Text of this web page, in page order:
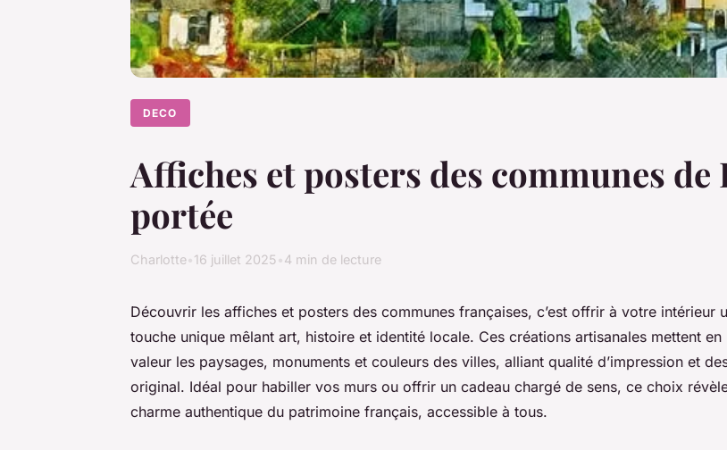
DECO
Affiches et posters des communes
portée
Charlotte 16 juillet 2025 4 min de lecture
Découvrir les affiches et posters des communes françaises, c’est offrir à votre intérieur
touche unique mêlant art, histoire et identité locale. Ces créations artisanales mettent en
valeur les paysages, monuments et couleurs des villes, alliant qualité d’impression et
original. Idéal pour habiller vos murs ou offrir un cadeau chargé de sens, ce choix
charme authentique du patrimoine français, accessible à tous.